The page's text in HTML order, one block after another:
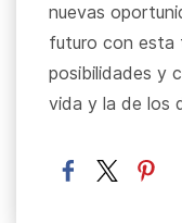
nuevas
futuro con esta
posibilidades y
vida y la de los